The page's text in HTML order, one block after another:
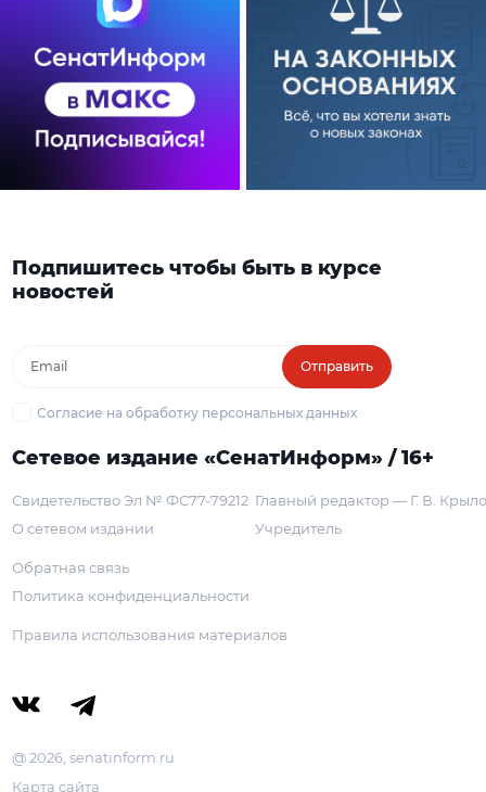
Подпишитесь чтобы быть в курсе
новостей
Отправить
Согласие на обработку персональных данных
Сетевое издание «СенатИнформ» / 16+
Свидетельство Эл № ФС77-79212
О сетевом издании
Главный редактор — Г. В.
Учредитель
Обратная связь
Политика конфиденциальности
Правила использования материалов
@ 2026, senatinform.ru
Карта сайта